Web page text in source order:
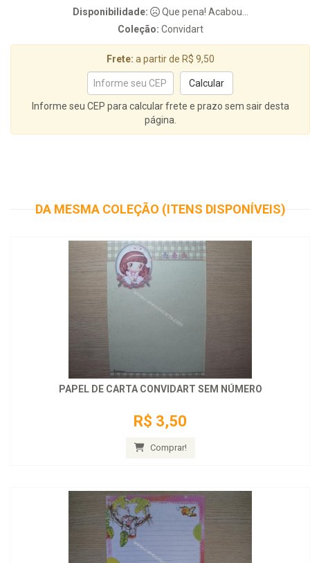
Disponibilidade:
Que pena! Acabou...
Coleção: Convidart
Frete: a partir de R$ 9,50
Informe seu CEP para calcular frete e prazo sem sair desta
página.
DA MESMA COLEÇÃO (ITENS DISPONÍVEIS)
PAPEL DE CARTA CONVIDART SEM NÚMERO
R$ 3,50
Comprar!